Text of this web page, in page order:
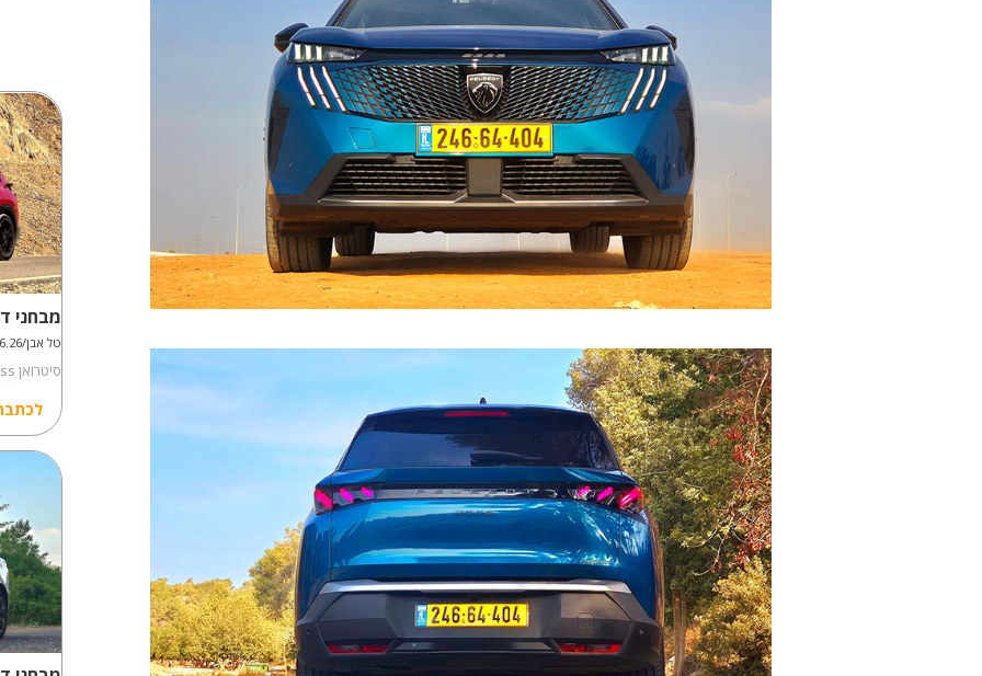
מבחני
טל אבן/09.06.26
סיטרואן CITROEN C5 AirCross איירקרוס במבחן דרכים